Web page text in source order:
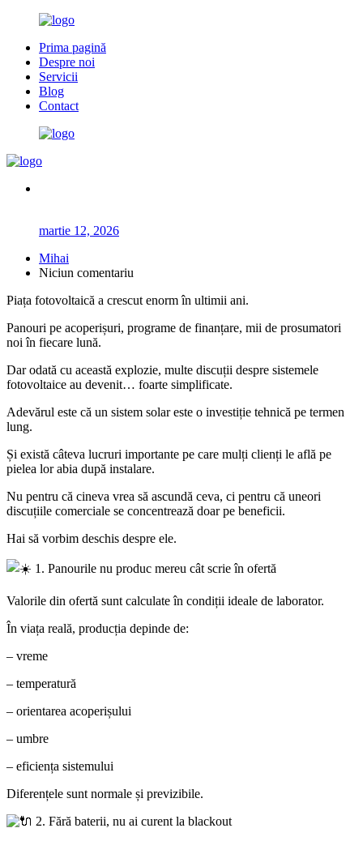
Prima pagină
Despre noi
Servicii
Blog
Contact
martie 12, 2026
Mihai
Niciun comentariu
Piața fotovoltaică a crescut enorm în ultimii ani.
Panouri pe acoperișuri, programe de finanțare, mii de prosumatori
noi în fiecare lună.
Dar odată cu această explozie, multe discuții despre sistemele
fotovoltaice au devenit… foarte simplificate.
Adevărul este că un sistem solar este o investiție tehnică pe termen
lung.
Și există câteva lucruri importante pe care mulți clienți le află pe
pielea lor abia după instalare.
Nu pentru că cineva vrea să ascundă ceva, ci pentru că uneori
discuțiile comerciale se concentrează doar pe beneficii.
Hai să vorbim deschis despre ele.
1. Panourile nu produc mereu cât scrie în ofertă
Valorile din ofertă sunt calculate în condiții ideale de laborator.
În viața reală, producția depinde de:
– vreme
– temperatură
– orientarea acoperișului
– umbre
– eficiența sistemului
Diferențele sunt normale și previzibile.
2. Fără baterii, nu ai curent la blackout